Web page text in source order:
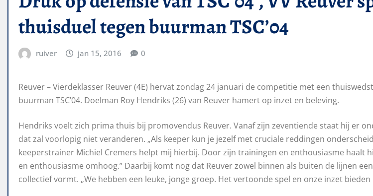
thuisduel tegen buurman TSC’04
ruiver jan 15, 2016 0
Reuver –Vierdeklasser Reuver (4E) hervat zondag24 januari de competitie met een
buurman TSC’04. Doelman Roy Hendriks (26) van Reuver hamert op inzet en beleving.
Hendriks voeltzich prima thuis bij promovendus Reuver. Vanaf zijn zeventiende staat hij er
dat zal voorlopig niet veranderen. „Als keeper kun je jezelf met cruciale reddingen ondersc
keeperstrainer Michiel Cremers helpt mij hierbij. Door zijn trainingen en enthousiasme haalt
en enthousiasme omhoog.” Daarbij komt nog dat Reuverzowel binnen als buiten de lijnen
collectief vormt. „We hebben een leuke, jonge groep. Het vertoonde spel en onze inzet bieden